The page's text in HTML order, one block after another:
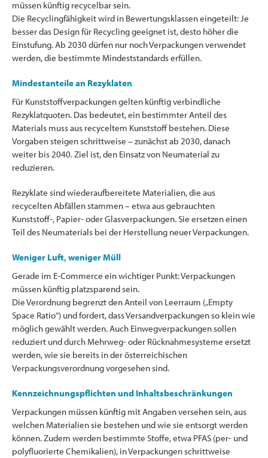
müssen künftig recycelbar sein.
Die Recyclingfähigkeit wird in Bewertungsklassen eingeteilt: Je
besser das Design für Recycling geeignet ist, desto höher die
Einstufung. Ab 2030 dürfen nur noch Verpackungen verwendet
werden, die bestimmte Mindeststandards erfüllen.
Mindestanteile an Rezyklaten
Für Kunststoffverpackungen gelten künftig verbindliche
Rezyklatquoten. Das bedeutet, ein bestimmter Anteil des
Materials muss aus recyceltem Kunststoff bestehen. Diese
Vorgaben steigen schrittweise – zunächst ab 2030, danach
weiter bis 2040. Ziel ist, den Einsatz von Neumaterial zu
reduzieren.
Rezyklate sind wiederaufbereitete Materialien, die aus
recycelten Abfällen stammen – etwa aus gebrauchten
Kunststoff-, Papier- oder Glasverpackungen. Sie ersetzen einen
Teil des Neumaterials bei der Herstellung neuer Verpackungen.
Weniger Luft, weniger Müll
Gerade im E-Commerce ein wichtiger Punkt: Verpackungen
müssen künftig platzsparend sein.
Die Verordnung begrenzt den Anteil von Leerraum („Empty
Space Ratio“) und fordert, dass Versandverpackungen so klein wie
möglich gewählt werden. Auch Einwegverpackungen sollen
reduziert und durch Mehrweg- oder Rücknahmesysteme ersetzt
werden, wie sie bereits in der österreichischen
Verpackungsverordnung vorgesehen sind.
Kennzeichnungspflichten und Inhaltsbeschränkungen
Verpackungen müssen künftig mit Angaben versehen sein, aus
welchen Materialien sie bestehen und wie sie entsorgt werden
können. Zudem werden bestimmte Stoffe, etwa PFAS (per- und
polyfluorierte Chemikalien), in Verpackungen schrittweise